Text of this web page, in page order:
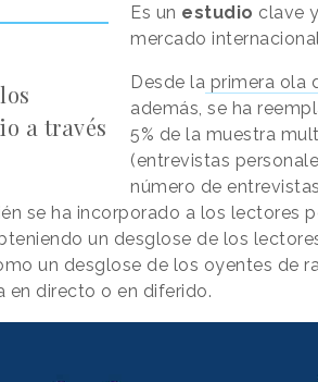
a través
Es un estudio clave
mercado
Desde la primera ola
además, se ha
5% de la muestra
(entrevistas
número de
se ha incorporado a los lectores
un desglose de los
un desglose de los oyentes de
en directo o en diferido.